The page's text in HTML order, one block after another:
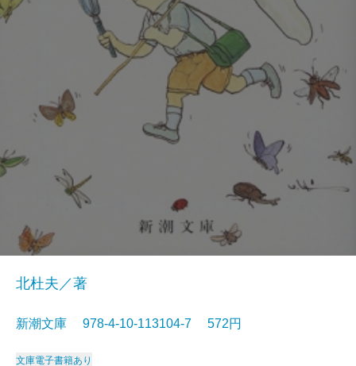
北杜夫／著
新潮文庫 978-4-10-113104-7 572円
文庫電子書籍あり